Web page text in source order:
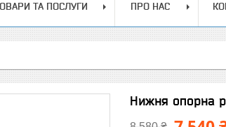
ТА ПОСЛУГИ ПРО НАС
Нижня опорна